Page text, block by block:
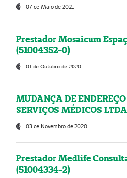
07 de Maio de 2021
Prestador Mosaicum
(51004352-0)
01 de Outubro de 2020
MUDANÇA DE
SERVIÇOS MÉDICOS
03 de Novembro de 2020
Prestador Medlife
(51004334-2)